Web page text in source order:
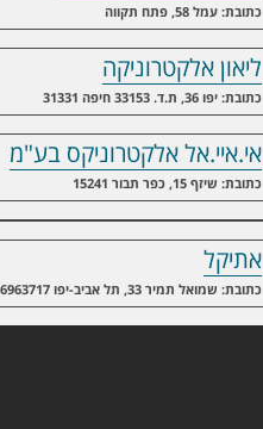
כתובת: עמל 58, פתח תקווה
ליאון אלקטרוניקה
כתובת: יפו 36, ת.ד. 33153 חיפה 31331
אי.איי.אל אלקטרוניקס בע"מ
כתובת: שיזף 15, כפר תבור 15241
אתיקל
כתובת: שמואל תמיר 33, תל אביב-יפו 6963717